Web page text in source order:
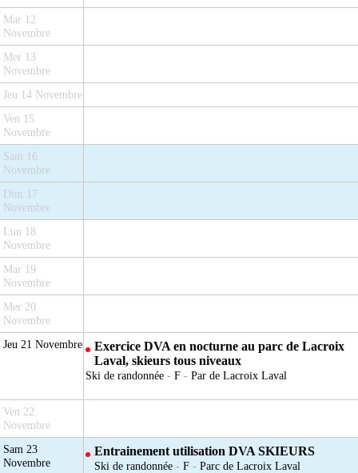
Mar 12
Novembre
Mer 13
Novembre
Jeu 14 Novembre
Ven 15
Novembre
Sam 16
Novembre
Dim 17
Novembre
Lun 18
Novembre
Mar 19
Novembre
Mer 20
Novembre
Jeu 21 Novembre
Exercice DVA en nocturne au parc de Lacroix
Laval, skieurs tous niveaux
Ski de randonnée - F - Par de Lacroix Laval
Ven 22
Novembre
Sam 23
Novembre
Entrainement utilisation DVA SKIEURS
Ski de randonnée - F - Parc de Lacroix Laval